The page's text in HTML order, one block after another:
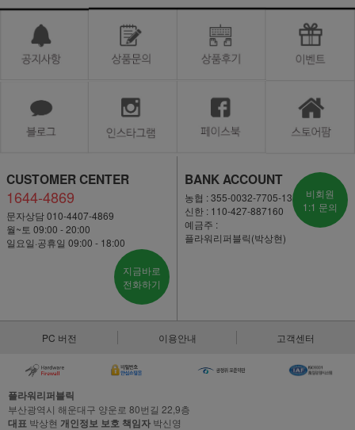
CUSTOMER CENTER
1644-4869
문자상담 010-4407-4869
월~토 09:00 - 20:00
일요일·공휴일 09:00 - 18:00
지금바로
전화하기
BANK ACCOUNT
농협 : 355-0032-7705-13
신한 : 110-427-887160
예금주 :
플라워리퍼블릭(박상현)
비회원
1:1 문의
PC 버전 이용안내 고객센터
플라워리퍼블릭
부산광역시 해운대구 양운로 80번길 22,9층
대표 박상현 개인정보 보호 책임자 박신영